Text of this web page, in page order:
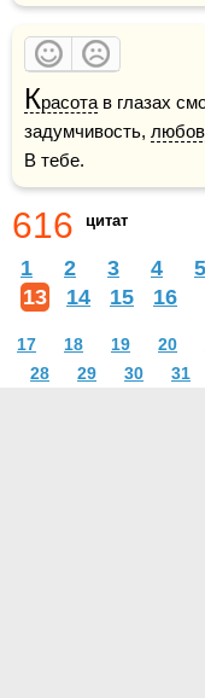
Красота в глазах
задумчивость,
В тебе.
616 цитат
1 2 3 4 5
13
14 15 16
17 18 19 20
28
29 30 31